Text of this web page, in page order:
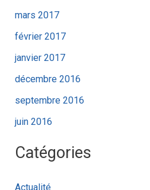
mars 2017
février 2017
janvier 2017
décembre 2016
septembre 2016
juin 2016
Catégories
Actualité